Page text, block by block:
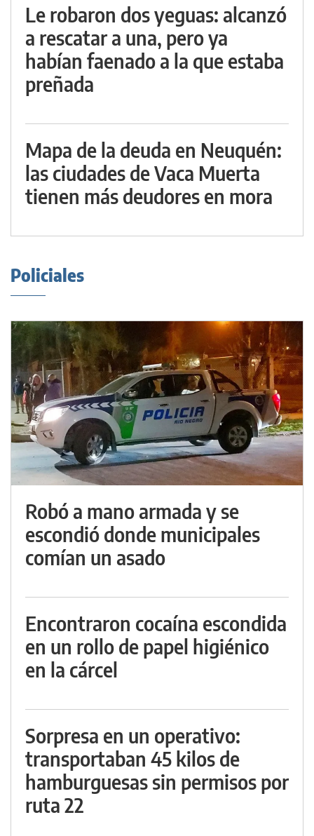
Le robaron dos yeguas: alcanzó
a rescatar a una, pero ya
habían faenado a la que estaba
preñada
Mapa de la deuda en Neuquén:
las ciudades de Vaca Muerta
tienen más deudores en mora
Policiales
Robó a mano armada y se
escondió donde municipales
comían un asado
Encontraron cocaína escondida
en un rollo de papel higiénico
en la cárcel
Sorpresa en un operativo:
transportaban 45 kilos de
hamburguesas sin permisos por
ruta 22